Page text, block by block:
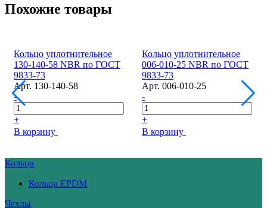
Похожие товары
Кольцо уплотнительное
130-140-58 NBR по ГОСТ
9833-73
Арт. 130-140-58
-
+
В корзину
Кольцо уплотнительное
006-010-25 NBR по ГОСТ
9833-73
Арт. 006-010-25
-
+
В корзину
Кольца
Кольца EPDM
Чехлы